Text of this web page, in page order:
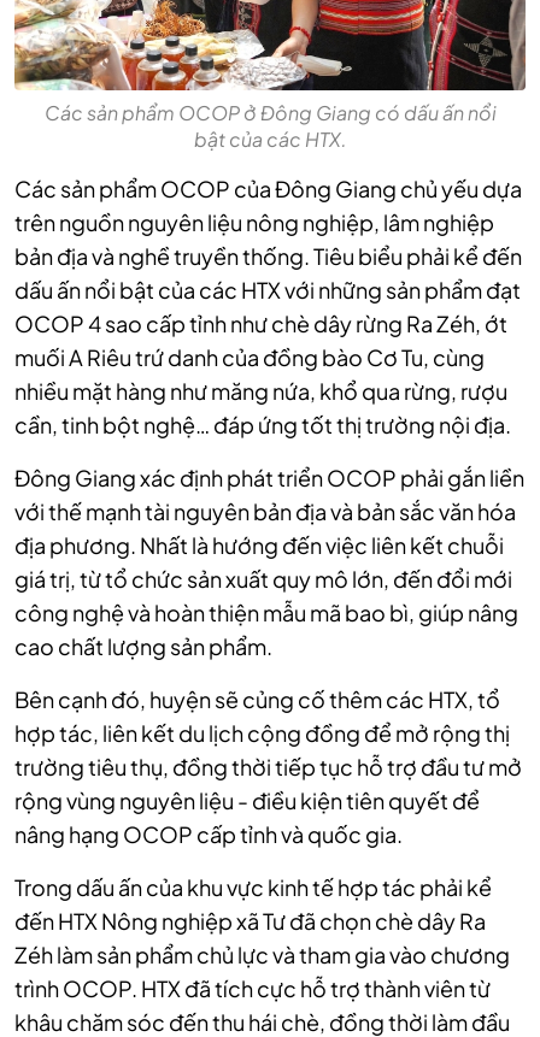
Các sản phẩm OCOP ở Đông Giang có dấu ấn nổi
bật của các HTX.
Các sản phẩm OCOP của Đông Giang chủ yếu dựa
trên nguồn nguyên liệu nông nghiệp, lâm nghiệp
bản địa và nghề truyền thống. Tiêu biểu phải kể đến
dấu ấn nổi bật của các HTX với những sản phẩm đạt
OCOP 4 sao cấp tỉnh như chè dây rừng Ra Zéh, ớt
muối A Riêu trứ danh của đồng bào Cơ Tu, cùng
nhiều mặt hàng như măng nứa, khổ qua rừng, rượu
cần, tinh bột nghệ… đáp ứng tốt thị trường nội địa.
Đông Giang xác định phát triển OCOP phải gắn liền
với thế mạnh tài nguyên bản địa và bản sắc văn hóa
địa phương. Nhất là hướng đến việc liên kết chuỗi
giá trị, từ tổ chức sản xuất quy mô lớn, đến đổi mới
công nghệ và hoàn thiện mẫu mã bao bì, giúp nâng
cao chất lượng sản phẩm.
Bên cạnh đó, huyện sẽ củng cố thêm các HTX, tổ
hợp tác, liên kết du lịch cộng đồng để mở rộng thị
trường tiêu thụ, đồng thời tiếp tục hỗ trợ đầu tư mở
rộng vùng nguyên liệu - điều kiện tiên quyết để
nâng hạng OCOP cấp tỉnh và quốc gia.
Trong dấu ấn của khu vực kinh tế hợp tác phải kể
đến HTX Nông nghiệp xã Tư đã chọn chè dây Ra
Zéh làm sản phẩm chủ lực và tham gia vào chương
trình OCOP. HTX đã tích cực hỗ trợ thành viên từ
khâu chăm sóc đến thu hái chè, đồng thời làm đầu